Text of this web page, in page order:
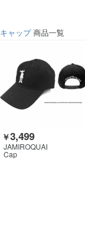
キャップ商品一覧
￥3,499
JAMIROQUAI
Cap